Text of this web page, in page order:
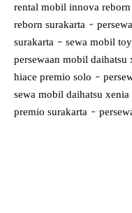
rental mobil innova reborn
reborn surakarta -
surakarta - sewa mobil
persewaan mobil daihatsu
hiace premio solo -
sewa mobil daihatsu xenia
premio surakarta -